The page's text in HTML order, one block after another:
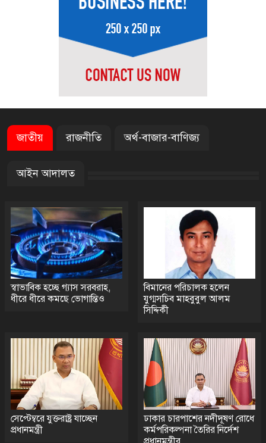
আগস্টের প্রথম ৫ দিনে এল ৬০২
মিলিয়ন ডলার রেমিট্যান্স
শ্রীমঙ্গলে ১৪তম চা নিলামে
বিটিআরআইয়ের গ্রিন টি ২৭৯০ টাকা
কেজি দরে বিক্রি
জাতীয় রাজনীতি অর্থ-বাজার-বাণিজ্য
আইন আদালত
স্বাভাবিক হচ্ছে গ্যাস সরবরাহ,
ধীরে ধীরে কমছে ভোগান্তিও
বিমানের পরিচালক হলেন
যুগ্মসচিব মাহবুবুল আলম
সিদ্দিকী
সেপ্টেম্বরে যুক্তরাষ্ট্র যাচ্ছেন
প্রধানমন্ত্রী
ঢাকার চারপাশের নদীদূষণ রোধে
কর্মপরিকল্পনা তৈরির নির্দেশ